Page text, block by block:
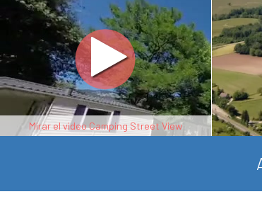
Mirar el video Camping Street View